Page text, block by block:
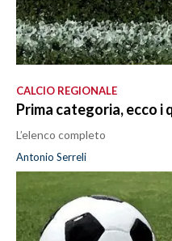
CALCIO REGIONALE
Prima categoria, ecco
L’elenco completo
Antonio Serreli